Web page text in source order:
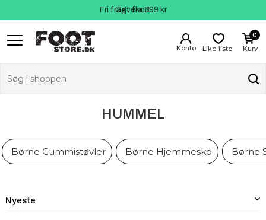
Gavekort
Fri fragt fra 399 kr
Kundeservice
Kurv
0
Like-liste
HUMMEL
Børne Gummistøvler Børne Hjemmesko Børne